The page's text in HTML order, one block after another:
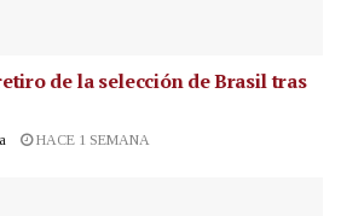
de la selección de Brasil tras
HACE 1 SEMANA